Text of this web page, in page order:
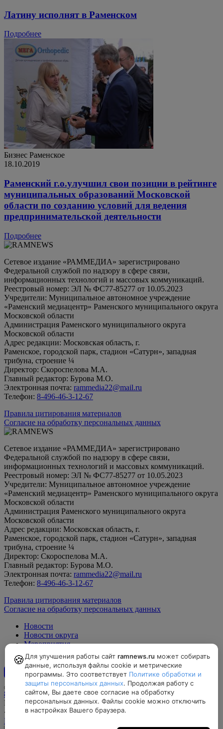
Латину исполнят в Раменском
Подробнее
Бизнес Раменское
18.10.2019
Раменский г.о.улучшил свои позиции в рейтинге
муниципальных образований Московской
области по созданию условий для ведения
предпринимательской деятельности
Подробнее
Сетевое издание «РАММЕДИА» зарегистрировано
Федеральной службой по надзору в сфере связи,
информационных технологий и массовых коммуникаций.
Реестровый номер: ЭЛ № ФС77-85277 от 10.05.2023
Учредители: Муниципальное автономное учреждение
«Раменский медиацентр» Раменского муниципального округа
Московской области
Администрация Раменского муниципального округа
Московской области
Адрес редакции: Московская область, г.
Раменское, городской парк, стадион «Сатурн», западная
трибуна, строение ¼
Директор: Скороспелова М.А.
Главный редактор: Бурова М.О.
Электронная почта: rammedia22@mail.ru
Телефон: 8-496-46-3-12-67
Правила цитирования материалов
Согласие на обработку персональных данных
Сетевое издание «РАММЕДИА» зарегистрировано
Федеральной службой по надзору в сфере связи,
информационных технологий и массовых коммуникаций.
Реестровый номер: ЭЛ № ФС77-85277 от 10.05.2023
Учредители: Муниципальное автономное учреждение
«Раменский медиацентр» Раменского муниципального округа
Московской области
Администрация Раменского муниципального округа
Московской области
Адрес редакции: Московская область, г.
Раменское, городской парк, стадион «Сатурн», западная
трибуна, строение ¼
Директор: Скороспелова М.А.
Главный редактор: Бурова М.О.
Электронная почта: rammedia22@mail.ru
Телефон: 8-496-46-3-12-67
Правила цитирования материалов
Согласие на обработку персональных данных
Новости
Новости округа
Мероприятия
Официально
12+
8-496-46-3-12-67, rammedia22@mail.ru
Московская область, г. Раменское, городской парк, стадион
«Сатурн», западная трибуна, строение ¼
Найти на карте
🍪 Для улучшения работы сайт ramnews.ru может собирать
данные, используя файлы cookie и метрические
программы. Это соответствует Политике обработки и
защиты персональных данных. Продолжая работу с
сайтом, Вы даете свое согласие на обработку
персональных данных. Файлы cookie можно отключить
в настройках Вашего браузера.